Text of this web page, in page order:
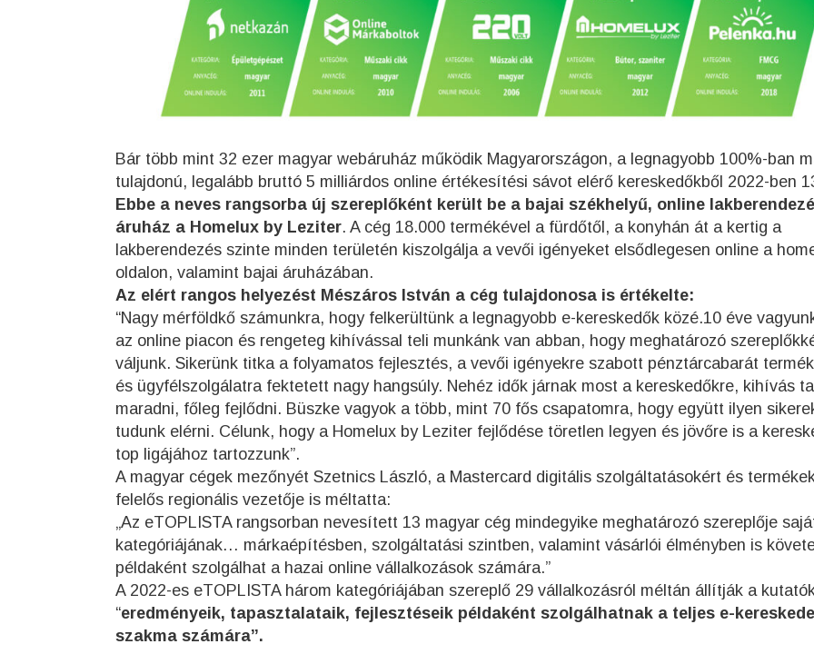
Bár több mint 32 ezer magyar webáruház működik Magyarországon, a legnagyobb 100%-ban
tulajdonú, legalább bruttó 5 milliárdos online értékesítési sávot elérő kereskedőkből 2022-ben
Ebbe a neves rangsorba új szereplőként került be a bajai székhelyű, online
áruház a Homelux by Leziter. A cég 18.000 termékével a fürdőtől, a konyhán át a kertig a
lakberendezés szinte minden területén kiszolgálja a vevői igényeket elsődlegesen online a
oldalon, valamint bajai áruházában.
Az elért rangos helyezést Mészáros István a cég tulajdonosa is értékelte:
“Nagy mérföldkő számunkra, hogy felkerültünk a legnagyobb e-kereskedők közé.10 éve
az online piacon és rengeteg kihívással teli munkánk van abban, hogy meghatározó
váljunk. Sikerünk titka a folyamatos fejlesztés, a vevői igényekre szabott pénztárcabarát
és ügyfélszolgálatra fektetett nagy hangsúly. Nehéz idők járnak most a kereskedőkre, kihívás
maradni, főleg fejlődni. Büszke vagyok a több, mint 70 fős csapatomra, hogy együtt ilyen
tudunk elérni. Célunk, hogy a Homelux by Leziter fejlődése töretlen legyen és jövőre is a
top ligájához tartozzunk”.
A magyar cégek mezőnyét Szetnics László, a Mastercard digitális szolgáltatásokért és
felelős regionális vezetője is méltatta:
„Az eTOPLISTA rangsorban nevesített 13 magyar cég mindegyike meghatározó szereplője
kategóriájának… márkaépítésben, szolgáltatási szintben, valamint vásárlói élményben is
példaként szolgálhat a hazai online vállalkozások számára.”
A 2022-es eTOPLISTA három kategóriájában szereplő 29 vállalkozásról méltán állítják a
“eredményeik, tapasztalataik, fejlesztéseik példaként szolgálhatnak a teljes e-
szakma számára”.